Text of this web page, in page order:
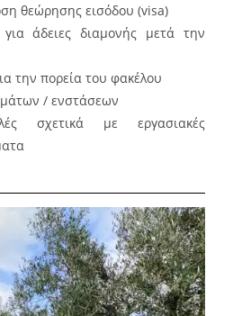
θεώρησης εισόδου (visa)
άδειες διαμονής μετά την
την πορεία του φακέλου
/ ενστάσεων
σχετικά με εργασιακές